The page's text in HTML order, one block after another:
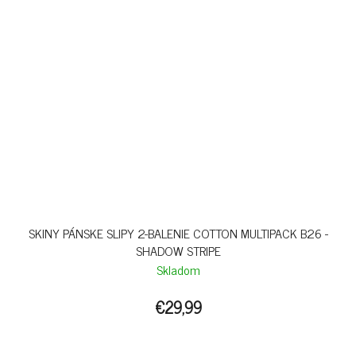
SKINY PÁNSKE SLIPY 2-BALENIE COTTON MULTIPACK B26 -
SHADOW STRIPE
Skladom
€29,99